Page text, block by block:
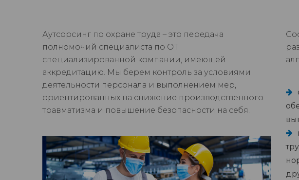
Аутсорсинг по охране труда – это передача
полномочий специалиста по ОТ
специализированной компании, имеющей
аккредитацию. Мы берем контроль за условиями
деятельности персонала и выполнением мер,
ориентированных на снижение производственного
травматизма и повышение безопасности на себя.